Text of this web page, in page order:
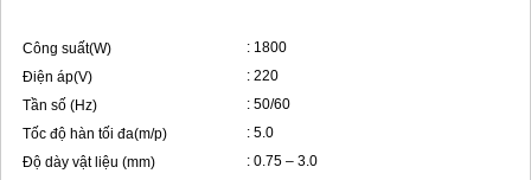
Công suất(W)
Điện áp(V)
Tần số (Hz)
Tốc độ hàn tối đa(m/p)
Độ dày vật liệu (mm)
: 1800
: 220
: 50/60
: 5.0
: 0.75 – 3.0